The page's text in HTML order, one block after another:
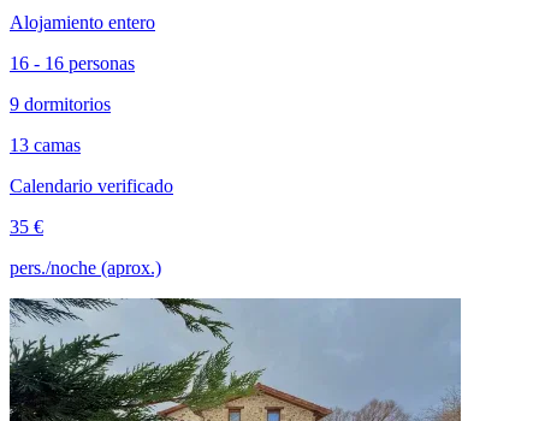
Alojamiento entero
16 - 16 personas
9 dormitorios
13 camas
Calendario verificado
35 €
pers./noche (aprox.)